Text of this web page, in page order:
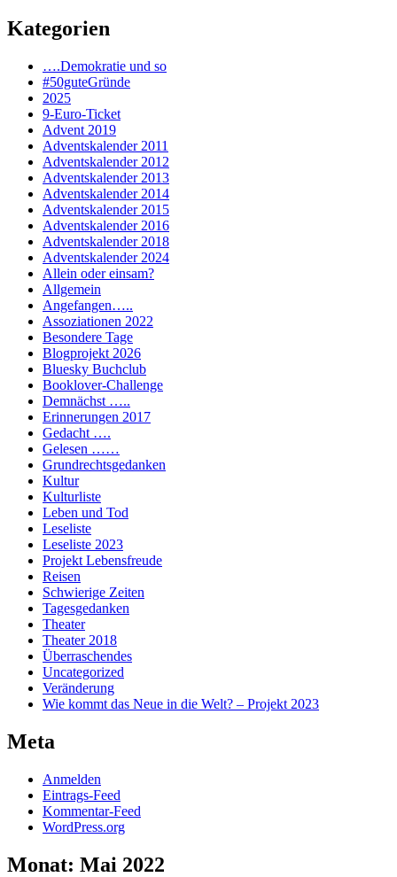
Kategorien
….Demokratie und so
#50guteGründe
2025
9-Euro-Ticket
Advent 2019
Adventskalender 2011
Adventskalender 2012
Adventskalender 2013
Adventskalender 2014
Adventskalender 2015
Adventskalender 2016
Adventskalender 2018
Adventskalender 2024
Allein oder einsam?
Allgemein
Angefangen…..
Assoziationen 2022
Besondere Tage
Blogprojekt 2026
Bluesky Buchclub
Booklover-Challenge
Demnächst …..
Erinnerungen 2017
Gedacht ….
Gelesen ……
Grundrechtsgedanken
Kultur
Kulturliste
Leben und Tod
Leseliste
Leseliste 2023
Projekt Lebensfreude
Reisen
Schwierige Zeiten
Tagesgedanken
Theater
Theater 2018
Überraschendes
Uncategorized
Veränderung
Wie kommt das Neue in die Welt? – Projekt 2023
Meta
Anmelden
Eintrags-Feed
Kommentar-Feed
WordPress.org
Monat: Mai 2022